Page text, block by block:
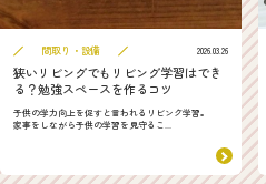
間取り・設備 2026.03.26
狭いリビングでもリビング学習はでき
る？勉強スペースを作るコツ
子供の学力向上を促すと言われるリビング学習。
家事をしながら子供の学習を見守るこ...